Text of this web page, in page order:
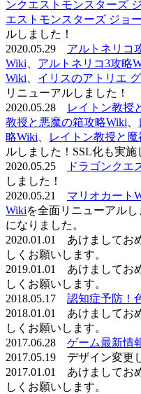
ンクエストモンスターズ
エストモンスターズ ジョ
ルしました！
2020.05.29 アルトネリコ
Wiki
アルトネリコ3攻略
Wiki
イリスのアトリエ
リニューアルしました！
2020.05.28
レイトン教授
教授と悪魔の箱攻略Wiki
略Wiki
レイトン教授と
ルしました！SSL化も実施
2020.05.25
ドラゴンクエ
しました！
2020.05.21 マリオカート
Wikiを全面リニューアル
になりました。
2020.01.01 あけましてお
しくお願いします。
2019.01.01 あけましてお
しくお願いします。
2018.05.17 認知症予防！
2018.01.01 あけましてお
しくお願いします。
2017.06.28 ゲーム最新情
2017.05.19 デザイン変更
2017.01.01 あけましてお
しくお願いします。